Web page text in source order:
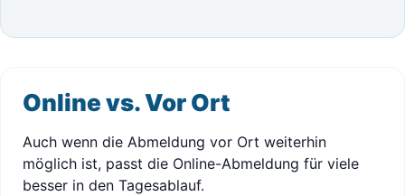
Online vs. Vor Ort
Auch wenn die Abmeldung vor Ort weiterhin
möglich ist, passt die Online-Abmeldung für viele
besser in den Tagesablauf.